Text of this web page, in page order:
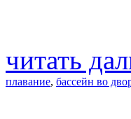
читать
плавание, бассейн во